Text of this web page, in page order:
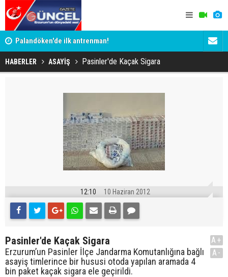
Palandöken'de ilk antrenman! Kaptan
HABERLER ASAYİŞ Pasinler'de Kaçak Sigara
12:10 10 Haziran 2012
Pasinler'de Kaçak Sigara
Erzurum’un Pasinler İlçe Jandarma Komutanlığına bağlı
asayiş timlerince bir hususi otoda yapılan aramada 4
bin paket kaçak sigara ele geçirildi.
A+
A-